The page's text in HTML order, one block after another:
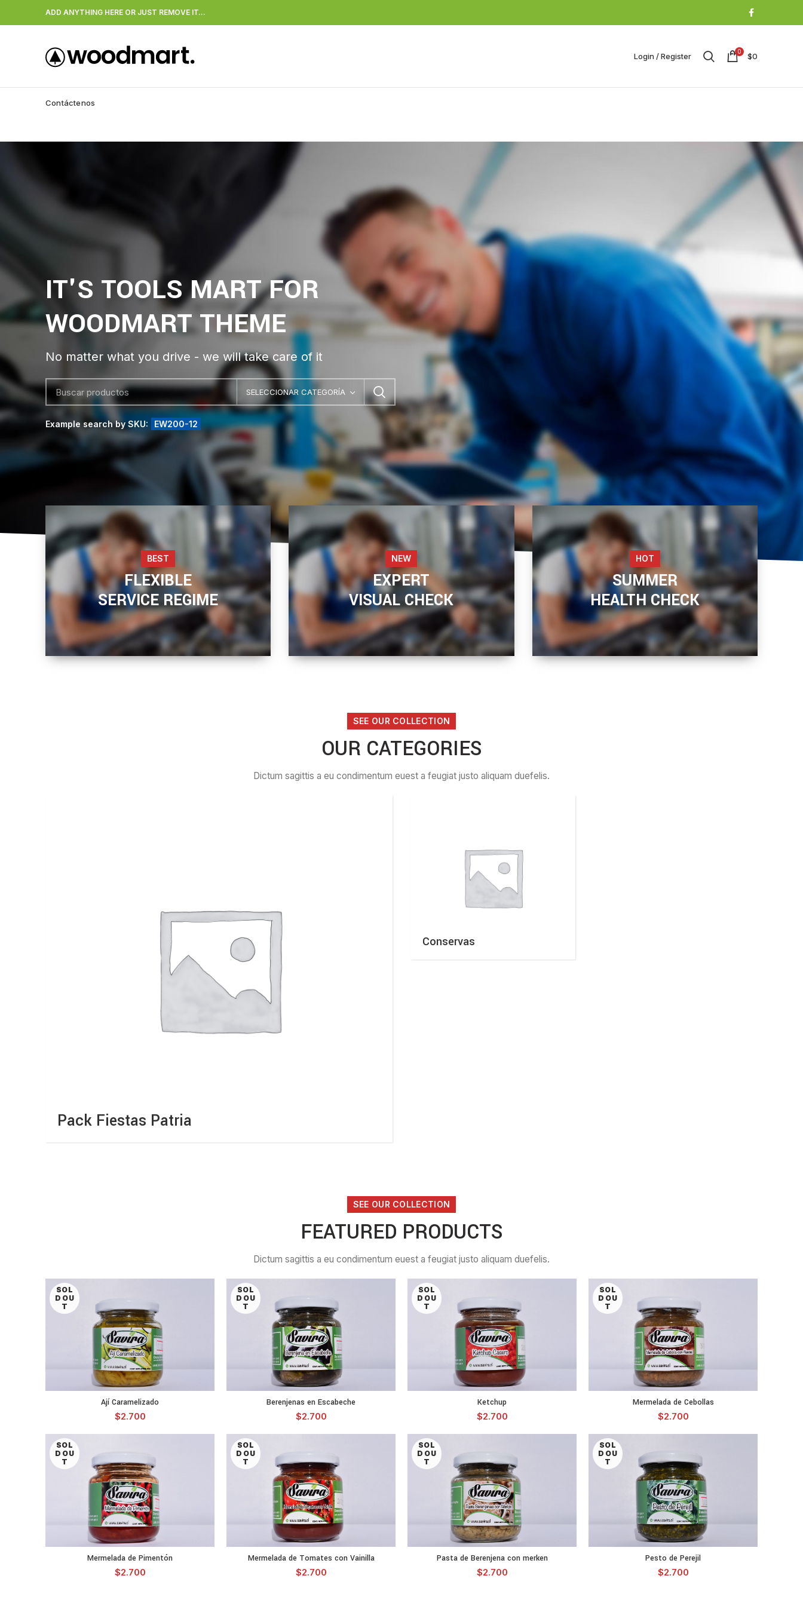
ADD ANYTHING HERE OR JUST REMOVE IT…
Login / Register 0 $0
Contáctenos
IT'S TOOLS MART FOR
WOODMART THEME
No matter what you drive - we will take care of it
SELECCIONAR CATEGORÍA
Example search by SKU: EW200-12
BEST
FLEXIBLE
SERVICE REGIME
READ MORE
NEW
EXPERT
VISUAL CHECK
READ MORE
HOT
SUMMER
HEALTH CHECK
READ MORE
SEE OUR COLLECTION
OUR CATEGORIES
Dictum sagittis a eu condimentum euest a feugiat justo aliquam duefelis.
Pack Fiestas Patria
Conservas
SEE OUR COLLECTION
FEATURED PRODUCTS
Dictum sagittis a eu condimentum euest a feugiat justo aliquam duefelis.
SOL
D OU
T
LEER MÁS
Ají Caramelizado
$2.700
SOL
D OU
T
LEER MÁS
Berenjenas en Escabeche
$2.700
SOL
D OU
T
LEER MÁS
Ketchup
$2.700
SOL
D OU
T
LEER MÁS
Mermelada de Cebollas
$2.700
SOL
D OU
T
LEER MÁS
Mermelada de Pimentón
$2.700
SOL
D OU
T
LEER MÁS
Mermelada de Tomates con Vainilla
$2.700
SOL
D OU
T
LEER MÁS
Pasta de Berenjena con merken
$2.700
SOL
D OU
T
LEER MÁS
Pesto de Perejil
$2.700